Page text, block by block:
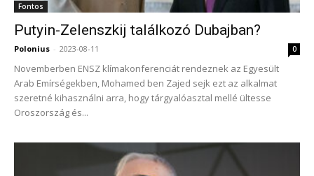
Fontos
Putyin-Zelenszkij találkozó Dubajban?
Polonius - 2023-08-11 0
Novemberben ENSZ klímakonferenciát rendeznek az Egyesült
Arab Emírségekben, Mohamed ben Zajed sejk ezt az alkalmat
szeretné kihasználni arra, hogy tárgyalóasztal mellé ültesse
Oroszország és...